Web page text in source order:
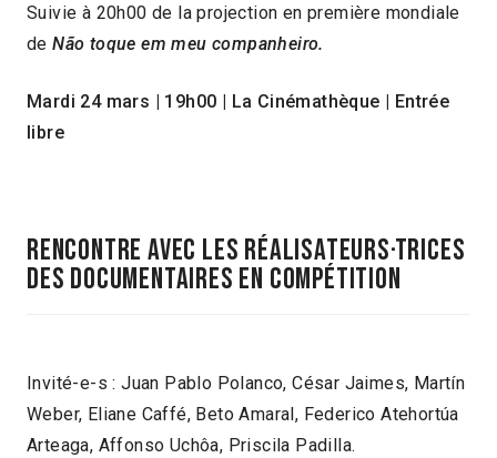
Suivie à 20h00 de la projection en première mondiale
deNão toque em meu companheiro.
Mardi 24 mars | 19h00 | La Cinémathèque | Entrée
libre
RENCONTRE AVEC LES RÉALISATEURS·TRICES
DES DOCUMENTAIRES EN COMPÉTITION
Invité-e-s : Juan Pablo Polanco, César Jaimes, Martín
Weber, Eliane Caffé, Beto Amaral, Federico Atehortúa
Arteaga, Affonso Uchôa, Priscila Padilla.